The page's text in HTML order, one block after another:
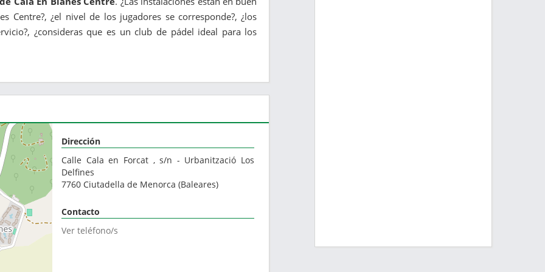
Centre?, ¿el nivel de los jugadores se corresponde?, ¿los
¿consideras que es un club de pádel ideal para los
Dirección
Calle Cala en Forcat , s/n - Urbanització Los
Delfines
7760 Ciutadella de Menorca (Baleares)
Contacto
Ver teléfono/s